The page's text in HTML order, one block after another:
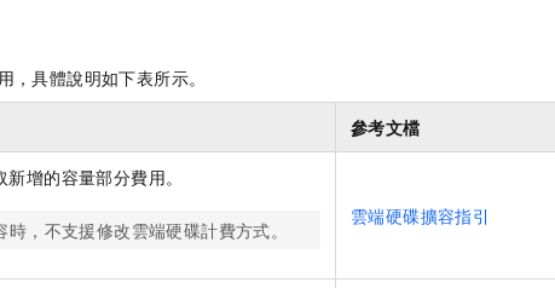
具體說明如下表所示。
參考文檔
增的容量部分費用。
時，不支援修改雲端硬碟計費方式。
雲端硬碟擴容指引